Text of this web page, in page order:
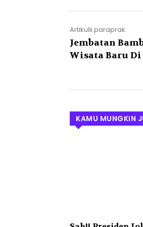
Artikulli paraprak
Jembatan
Wisata Baru
KAMU MUNGKIN